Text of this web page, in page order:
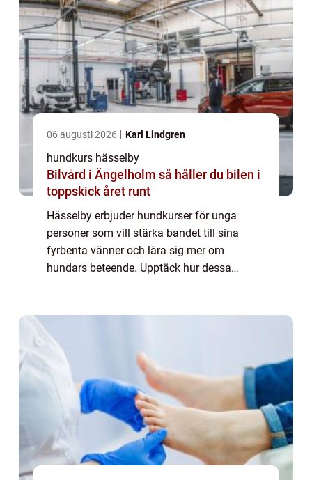
06 augusti 2026 Karl Lindgren
hundkurs hässelby
Bilvård i Ängelholm så håller du bilen i
toppskick året runt
Hässelby erbjuder hundkurser för unga
personer som vill stärka bandet till sina
fyrbenta vänner och lära sig mer om
hundars beteende. Upptäck hur dessa